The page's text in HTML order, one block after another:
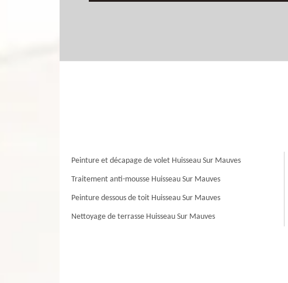
Peinture et décapage de volet Huisseau Sur Mauves
Traitement anti-mousse Huisseau Sur Mauves
Peinture dessous de toit Huisseau Sur Mauves
Nettoyage de terrasse Huisseau Sur Mauves